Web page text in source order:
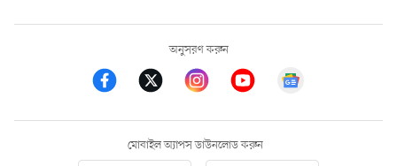
অনুসরণ করুন
মোবাইল অ্যাপস ডাউনলোড করুন